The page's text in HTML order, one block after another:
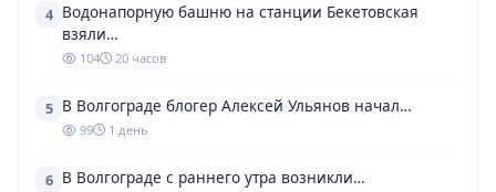
4 Водонапорную башню на станции Бекетовская
взяли…
104 20 часов
5 В Волгограде блогер Алексей Ульянов начал…
99 1 день
6 В Волгограде с раннего утра возникли…